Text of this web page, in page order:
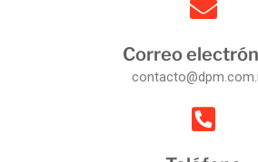
Correo